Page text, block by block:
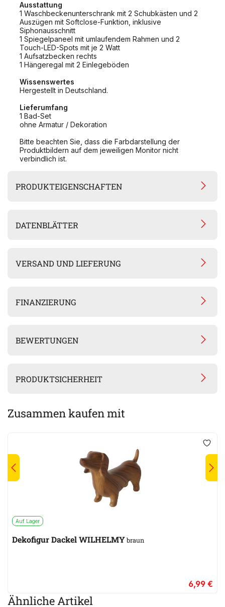
Ausstattung
1 Waschbeckenunterschrank mit 2 Schubkästen und 2
Auszügen mit Softclose-Funktion, inklusive
Siphonausschnitt
1 Spiegelpaneel mit umlaufendem Rahmen und 2
Touch-LED-Spots mit je 2 Watt
1 Aufsatzbecken rechts
1 Hängeregal mit 2 Einlegeböden
Wissenswertes
Hergestellt in Deutschland.
Lieferumfang
1 Bad-Set
ohne Armatur / Dekoration
Bitte beachten Sie, dass die Farbdarstellung der
Produktbildern auf dem jeweiligen Monitor nicht
verbindlich ist.
PRODUKTEIGENSCHAFTEN
DATENBLÄTTER
VERSAND UND LIEFERUNG
FINANZIERUNG
BEWERTUNGEN
PRODUKTSICHERHEIT
Zusammen kaufen mit
Auf Lager
Dekofigur Dackel WILHELMYbraun
6,99 €
Ähnliche Artikel